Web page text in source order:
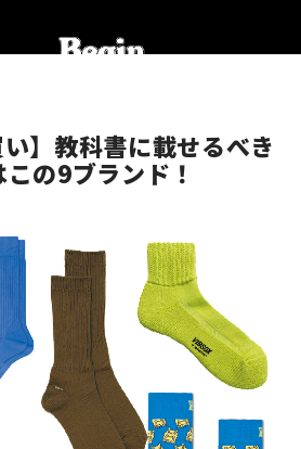
い】教科書に載せるべき
の9ブランド！